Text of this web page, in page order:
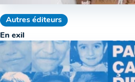
Autres éditeurs
En exil